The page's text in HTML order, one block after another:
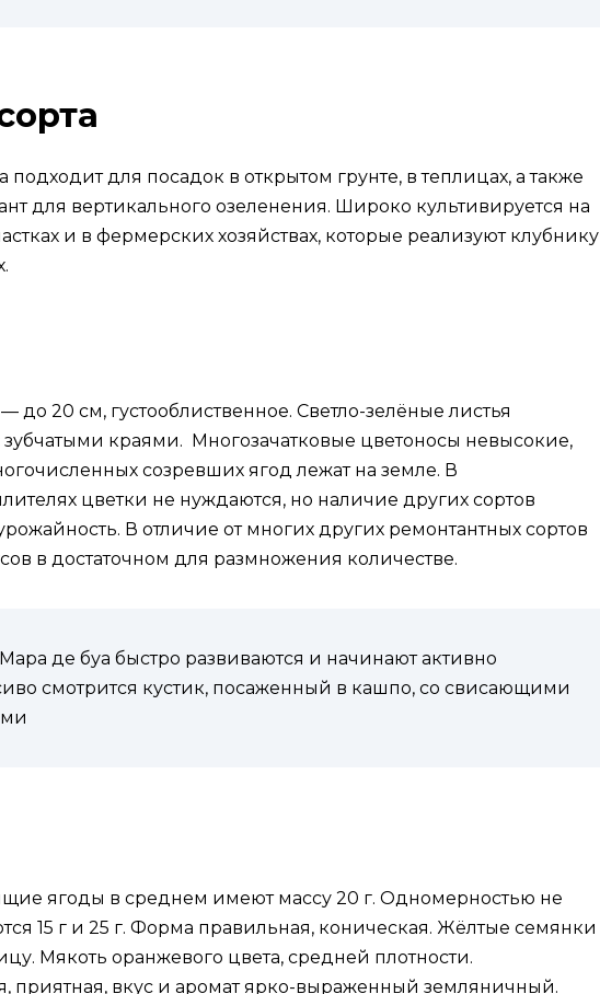
для посадок в открытом грунте, в теплицах, а также
для вертикального озеленения. Широко культивируется на
и в фермерских хозяйствах, которые реализуют клубнику
до 20 см, густооблиственное. Светло-зелёные листья
краями. Многозачатковые цветоносы невысокие,
созревших ягод лежат на земле. В
цветки не нуждаются, но наличие других сортов
В отличие от многих других ремонтантных сортов
в достаточном для размножения количестве.
де буа быстро развиваются и начинают активно
смотрится кустик, посаженный в кашпо, со свисающими
ягоды в среднем имеют массу 20 г. Одномерностью не
15 г и 25 г. Форма правильная, коническая. Жёлтые семянки
Мякоть оранжевого цвета, средней плотности.
приятная, вкус и аромат ярко-выраженный земляничный.